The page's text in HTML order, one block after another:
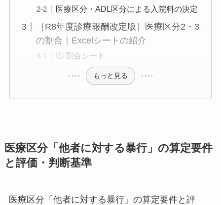
医療区分・ADL区分による入院料の決定
［R8年度診療報酬改定版］医療区分2・3
の割合｜Excelシートの紹介
① 割合シート
もっと見る
医療区分「他者に対する暴行」の算定要件
と評価・判断基準
医療区分「他者に対する暴行」の算定要件と評